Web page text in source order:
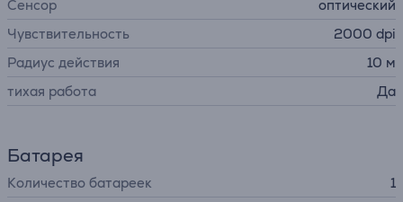
Сенсор
оптический
Чувствительность
2000 dpi
Радиус действия
10 м
тихая работа
Да
Батарея
Количество батареек
1